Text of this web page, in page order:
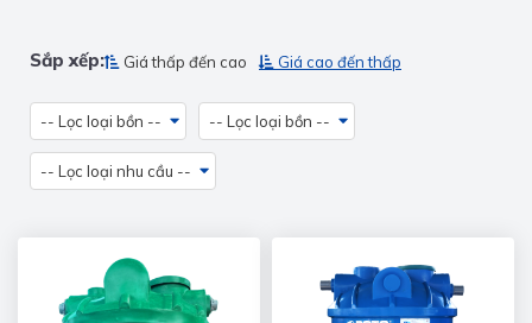
Sắp xếp: Giá thấp đến cao Giá cao đến thấp
-- Lọc loại bồn -- -- Lọc loại bồn --
-- Lọc loại nhu cầu --